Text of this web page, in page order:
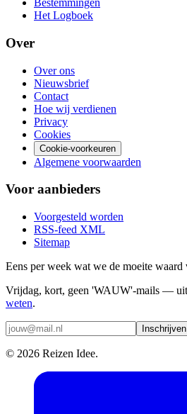
Bestemmingen
Het Logboek
Over
Over ons
Nieuwsbrief
Contact
Hoe wij verdienen
Privacy
Cookies
Cookie-voorkeuren
Algemene voorwaarden
Voor aanbieders
Voorgesteld worden
RSS-feed XML
Sitemap
Eens per week wat we de moeite
Vrijdag, kort, geen 'WAUW'-mails —
weten.
Inschrijven
© 2026 Reizen Idee.